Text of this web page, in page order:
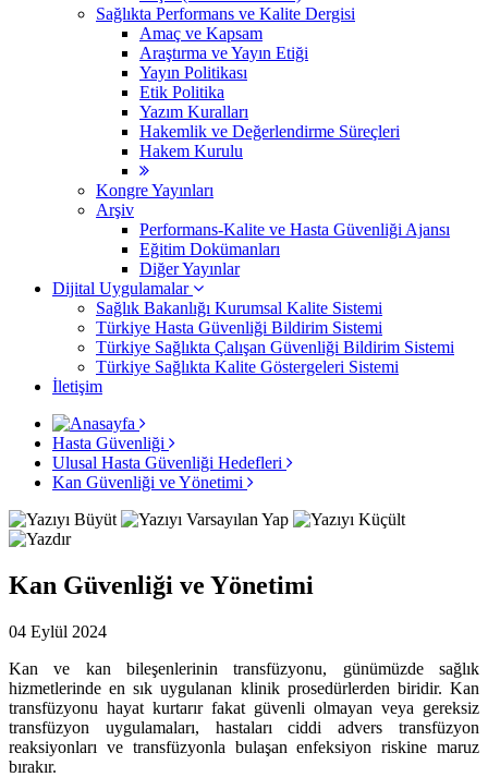
Sağlıkta Performans ve Kalite Dergisi
Amaç ve Kapsam
Araştırma ve Yayın Etiği
Yayın Politikası
Etik Politika
Yazım Kuralları
Hakemlik ve Değerlendirme Süreçleri
Hakem Kurulu
Kongre Yayınları
Arşiv
Performans-Kalite ve Hasta Güvenliği Ajansı
Eğitim Dokümanları
Diğer Yayınlar
Dijital Uygulamalar
Sağlık Bakanlığı Kurumsal Kalite Sistemi
​Türkiye Hasta Güvenliği Bildirim Sistemi
Türkiye Sağlıkta Çalışan Güvenliği Bildirim Sistemi
Türkiye Sağlıkta Kalite Göstergeleri Sistemi
İletişim
Hasta Güvenliği
Ulusal Hasta Güvenliği Hedefleri
Kan Güvenliği ve Yönetimi
Kan Güvenliği ve Yönetimi
04 Eylül 2024
Kan ve kan bileşenlerinin transfüzyonu, günümüzde sağlık
hizmetlerinde en sık uygulanan klinik prosedürlerden biridir. Kan
transfüzyonu hayat kurtarır fakat güvenli olmayan veya gereksiz
transfüzyon uygulamaları, hastaları ciddi advers transfüzyon
reaksiyonları ve transfüzyonla bulaşan enfeksiyon riskine maruz
bırakır.